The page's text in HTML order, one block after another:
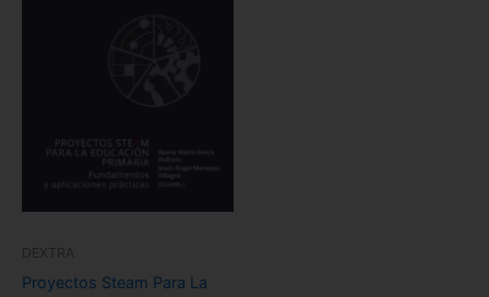
DEXTRA
Proyectos Steam Para La